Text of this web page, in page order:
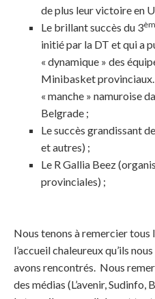
de plus leur victoire en
Le brillant succès du 3
initié par la DT et qui a
« dynamique » des
Minibasket provinciaux.
« manche » namuroise
Belgrade ;
Le succès grandissant
et autres) ;
Le R Gallia Beez
provinciales) ;
Nous tenons à remercier
l’accueil chaleureux qu’ils
avons rencontrés. Nous
des médias (L’avenir, Sudinfo,